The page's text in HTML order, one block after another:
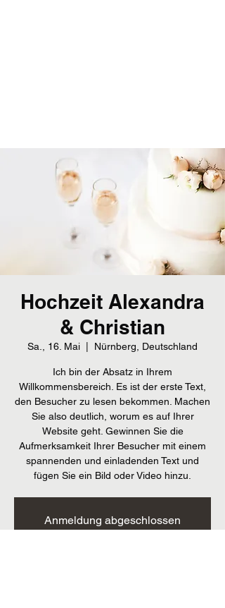
Hochzeit Alexandra
& Christian
Sa., 16. Mai Nürnberg, Deutschland
Ich bin der Absatz in Ihrem
Willkommensbereich. Es ist der erste Text,
den Besucher zu lesen bekommen. Machen
Sie also deutlich, worum es auf Ihrer
Website geht. Gewinnen Sie die
Aufmerksamkeit Ihrer Besucher mit einem
spannenden und einladenden Text und
fügen Sie ein Bild oder Video hinzu.
Anmeldung abgeschlossen